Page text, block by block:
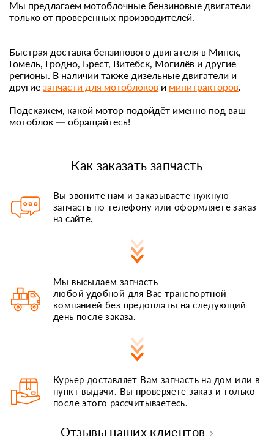
Мы предлагаем мотоблочные бензиновые двигатели
только от проверенных производителей.
Быстрая доставка бензинового двигателя в Минск,
Гомель, Гродно, Брест, Витебск, Могилёв и другие
регионы. В наличии также дизельные двигатели и
другие запчасти для мотоблоков и минитракторов.
Подскажем, какой мотор подойдёт именно под ваш
мотоблок — обращайтесь!
Как заказать запчасть
Вы звоните нам и заказываете нужную
запчасть по телефону или оформляете заказ
на сайте.
Мы высылаем запчасть
любой удобной для Вас транспортной
компанией без предоплаты на следующий
день после заказа.
Курьер доставляет Вам запчасть на дом или в
пункт выдачи. Вы проверяете заказ и только
после этого рассчитываетесь.
Отзывы наших клиентов